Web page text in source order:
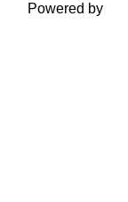
Powered by